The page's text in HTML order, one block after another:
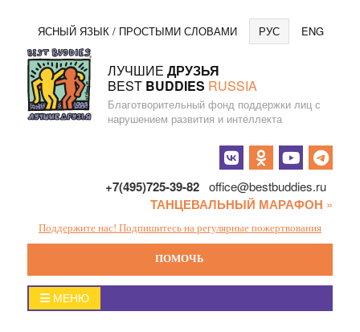
Перейти
к
содержанию
ЯСНЫЙ ЯЗЫК / ПРОСТЫМИ СЛОВАМИ РУС ENG
ЛУЧШИЕ ДРУЗЬЯ
BEST BUDDIES RUSSIA
Благотворительный фонд поддержки лиц с
нарушением развития и интеллекта
+7(495)725-39-82 office@bestbuddies.ru
ТАНЦЕВАЛЬНЫЙ МАРАФОН »
Поддержите нас! Подпишитесь на регулярные пожертвования
ПОМОЧЬ
Главное
меню
МЕНЮ